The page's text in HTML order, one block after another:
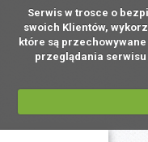
Serwis w trosce o
swoich Klientów,
które są
przeglądania